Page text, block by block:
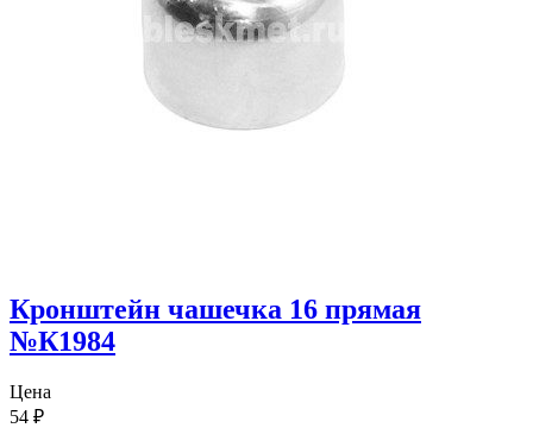
Кронштейн чашечка 16 прямая
№К1984
Цена
54 ₽